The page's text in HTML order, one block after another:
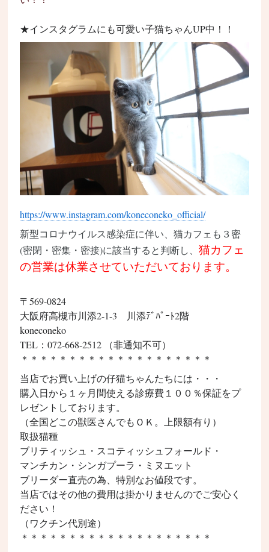
★インスタグラムにも可愛い子猫ちゃんUP中！！
https://www.instagram.com/koneconeko_official/
新型コロナウイルス感染症に伴い、猫カフェ も３密
(密閉・密集・密接)に該当すると判断し、猫カフェ
の営業は休業させていただいております。
〒569-0824
大阪府高槻市川添2-1-3 川添ﾃﾞﾊﾟｰﾄ2階
koneconeko
TEL：072-668-2512 （非通知不可）
＊＊＊＊＊＊＊＊＊＊＊＊＊＊＊＊＊＊＊＊
当店でお買い上げの仔猫ちゃんたちには・・・
購入日から１ヶ月間使える診療費１００％保証をプ
レゼントしております。
（全国どこの獣医さんでもＯＫ。上限額有り）
取扱猫種
ブリティッシュ・スコティッシュフォールド ・
マンチカン ・シンガプーラ・ミヌエット
ブリーダー直売の為、特別なお値段です。
当店ではその他の費用は掛かりませんのでご安心く
ださい！
（ワクチン代別途）
＊＊＊＊＊＊＊＊＊＊＊＊＊＊＊＊＊＊＊＊